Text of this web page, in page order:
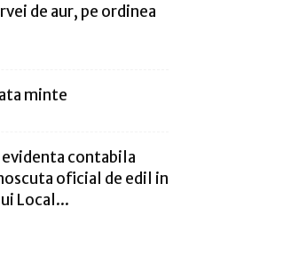
de aur, pe ordinea
minte
contabila
oficial de edil in
Local...